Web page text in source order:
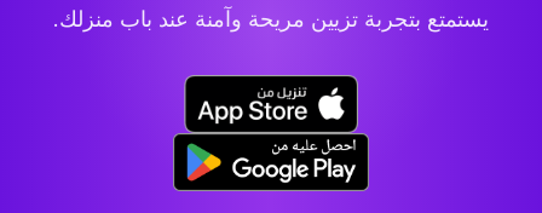
يستمتع بتجربة تزيين مريحة وآمنة عند باب منزلك.